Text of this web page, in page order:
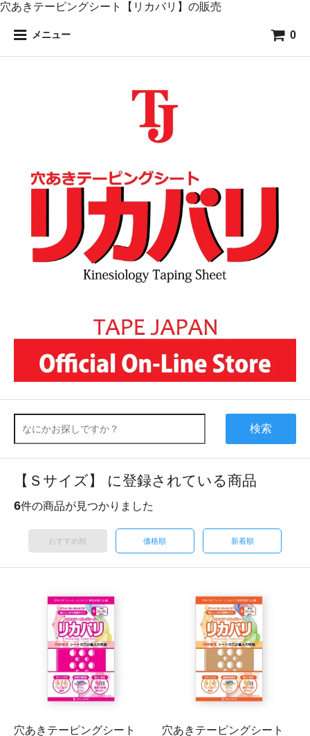
穴あきテーピングシート【リカバリ】の販売
メニュー 0
検索
【Ｓサイズ】 に登録されている商品
6件の商品が見つかりました
おすすめ順 価格順 新着順
穴あきテーピングシート
穴あきテーピングシート